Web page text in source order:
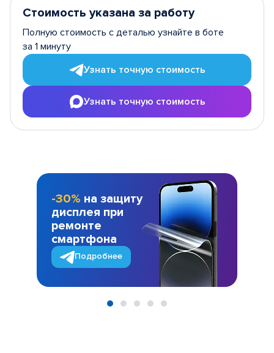
Стоимость указана за работу
Полную стоимость с деталью узнайте в боте
за 1 минуту
Узнать точную стоимость
Узнать точную стоимость
-30% на защиту
дисплея при
ремонте
смартфона
Подробнее